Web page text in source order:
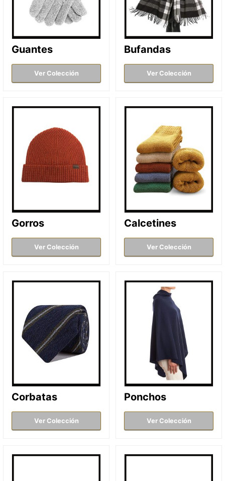
Guantes
Ver Colección
Bufandas
Ver Colección
Gorros
Ver Colección
Calcetines
Ver Colección
Corbatas
Ver Colección
Ponchos
Ver Colección